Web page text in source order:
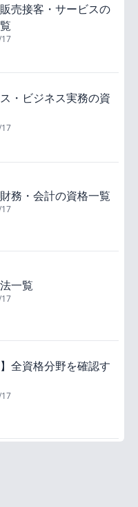
売接客・サービスの
・ビジネス実務の資
務・会計の資格一覧
一覧
】全資格分野を確認す